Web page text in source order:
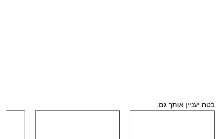
בטח יעניין אותך גם: